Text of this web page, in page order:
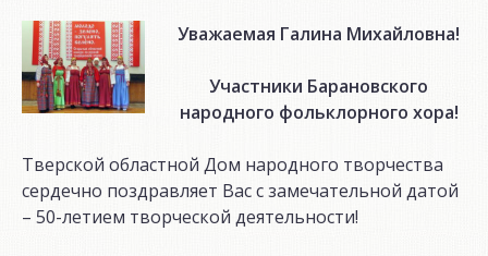
Уважаемая Галина Михайловна!
Участники Барановского
народного фольклорного хора!
Тверской областной Дом народного творчества
сердечно поздравляет Вас с замечательной датой
– 50-летием творческой деятельности!